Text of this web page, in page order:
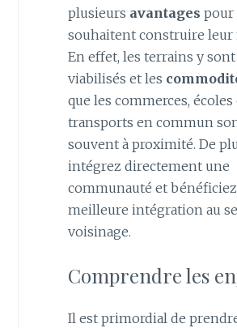
plusieurs avantages pour
souhaitent construire leur
En effet, les terrains y sont
viabilisés et les
que les commerces, écoles
transports en commun
souvent à proximité. De
intégrez directement une
communauté et bénéficiez
meilleure intégration au
voisinage.
Comprendre les
Il est primordial de